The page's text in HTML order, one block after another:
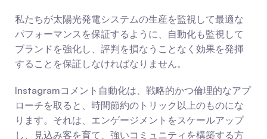
私たちが太陽光発電システムの生産を監視して最適な
パフォーマンスを保証するように、自動化も監視して
ブランドを強化し、評判を損なうことなく効果を発揮
することを保証しなければなりません。
Instagramコメント自動化は、戦略的かつ倫理的なアプ
ローチを取ると、時間節約のトリック以上のものにな
ります。それは、エンゲージメントをスケールアップ
し、見込み客を育て、強いコミュニティを構築する方